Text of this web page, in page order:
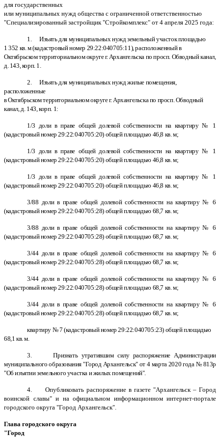
для государственных
или муниципальных нужд общества с ограниченной ответственностью
"Специализированный застройщик "Стройкомплекс" от 4 апреля 2025 года:
1. Изъять для муниципальных нужд земельный участок площадью
1 352 кв. м (кадастровый номер 29:22:040705:11), расположенный в
Октябрьском территориальном округе г. Архангельска по просп. Обводный канал,
д. 143, корп. 1.
2. Изъять для муниципальных нужд жилые помещения,
расположенные
в Октябрьском территориальном округе г. Архангельска по просп. Обводный
канал, д. 143, корп. 1:
1/3 доли в праве общей долевой собственности на квартиру № 1
(кадастровый номер 29:22:040705:20) общей площадью 46,8 кв. м;
1/3 доли в праве общей долевой собственности на квартиру № 1
(кадастровый номер 29:22:040705:20) общей площадью 46,8 кв. м;
1/3 доли в праве общей долевой собственности на квартиру № 1
(кадастровый номер 29:22:040705:20) общей площадью 46,8 кв. м;
3/88 доли в праве общей долевой собственности на квартиру № 6
(кадастровый номер 29:22:040705:28) общей площадью 68,7 кв. м;
3/88 доли в праве общей долевой собственности на квартиру № 6
(кадастровый номер 29:22:040705:28) общей площадью 68,7 кв. м;
3/44 доли в праве общей долевой собственности на квартиру № 6
(кадастровый номер 29:22:040705:28) общей площадью 68,7 кв. м;
3/44 доли в праве общей долевой собственности на квартиру № 6
(кадастровый номер 29:22:040705:28) общей площадью 68,7 кв. м;
3/44 доли в праве общей долевой собственности на квартиру № 6
(кадастровый номер 29:22:040705:28) общей площадью 68,7 кв. м;
квартиру № 7 (кадастровый номер 29:22:040705:23) общей площадью
68,1 кв. м.
3. Признать утратившим силу распоряжение Администрации
муниципального образования "Город Архангельск" от 4 марта 2020 года № 813р
"Об изъятии земельного участка и жилых помещений".
4. Опубликовать распоряжение в газете "Архангельск – Город
воинской славы" и на официальном информационном интернет-портале
городского округа "Город Архангельск".
Глава городского округа
"Город